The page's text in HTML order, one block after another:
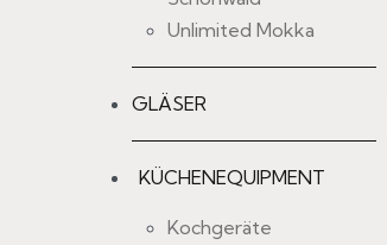
Unlimited Mokka
GLÄSER
KÜCHENEQUIPMENT
Kochgeräte